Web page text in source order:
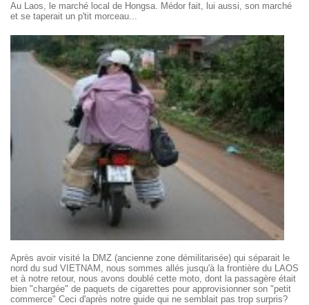
Au Laos, le marché local de Hongsa. Médor fait, lui aussi, son marché
et se taperait un p'tit morceau...
Après avoir visité la DMZ (ancienne zone démilitarisée) qui séparait le
nord du sud VIETNAM, nous sommes allés jusqu'à la frontière du LAOS
et à notre retour, nous avons doublé cette moto, dont la passagère était
bien "chargée" de paquets de cigarettes pour approvisionner son "petit
commerce" Ceci d'après notre guide qui ne semblait pas trop surpris?